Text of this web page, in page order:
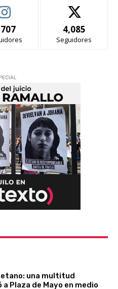
4,085
Seguidores
una multitud
a Plaza de Mayo en medio